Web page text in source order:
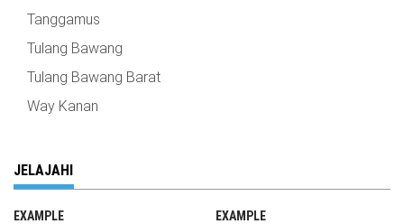
Tanggamus
Tulang Bawang
Tulang Bawang Barat
Way Kanan
JELAJAHI
EXAMPLE
EXAMPLE